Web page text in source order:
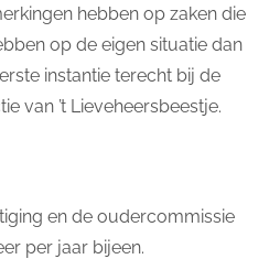
hebben op zaken die
op de eigen situatie dan
instantie terecht bij de
van ’t Lieveheersbeestje.
en de oudercommissie
per jaar bijeen.